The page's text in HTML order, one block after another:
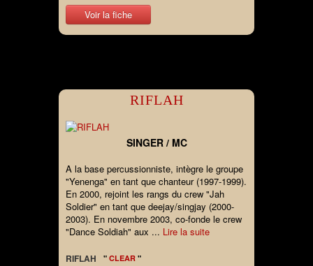
Voir la fiche
RIFLAH
SINGER / MC
A la base percussionniste, intègre le groupe
"Yenenga" en tant que chanteur (1997-1999).
En 2000, rejoint les rangs du crew "Jah
Soldier" en tant que deejay/singjay (2000-
2003). En novembre 2003, co-fonde le crew
"Dance Soldiah" aux ... Lire la suite
RIFLAH " CLEAR "